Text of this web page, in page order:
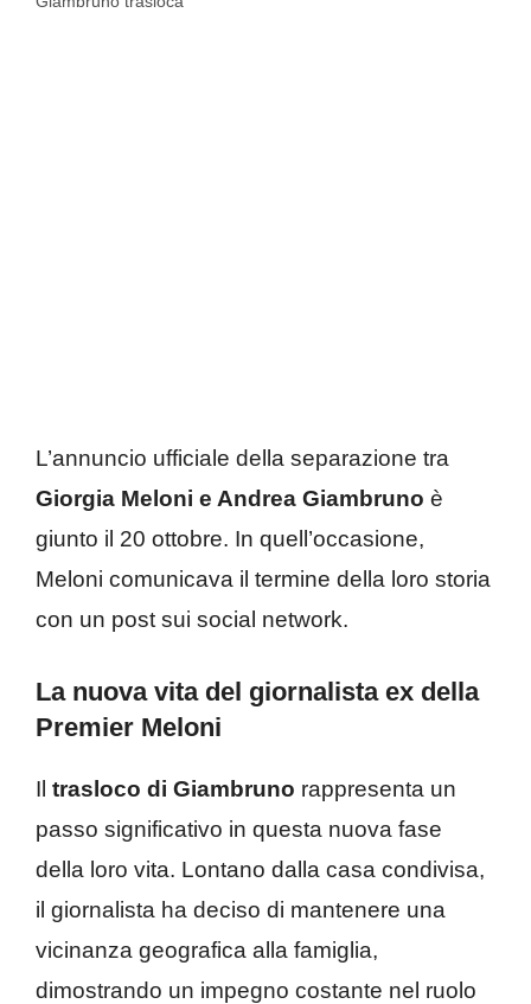
L’annuncio ufficiale della separazione tra
Giorgia Meloni e Andrea Giambruno è
giunto il 20 ottobre. In quell’occasione,
Meloni comunicava il termine della loro storia
con un post sui social network.
La nuova vita del giornalista ex della
Premier Meloni
Il trasloco di Giambruno rappresenta un
passo significativo in questa nuova fase
della loro vita. Lontano dalla casa condivisa,
il giornalista ha deciso di mantenere una
vicinanza geografica alla famiglia,
dimostrando un impegno costante nel ruolo